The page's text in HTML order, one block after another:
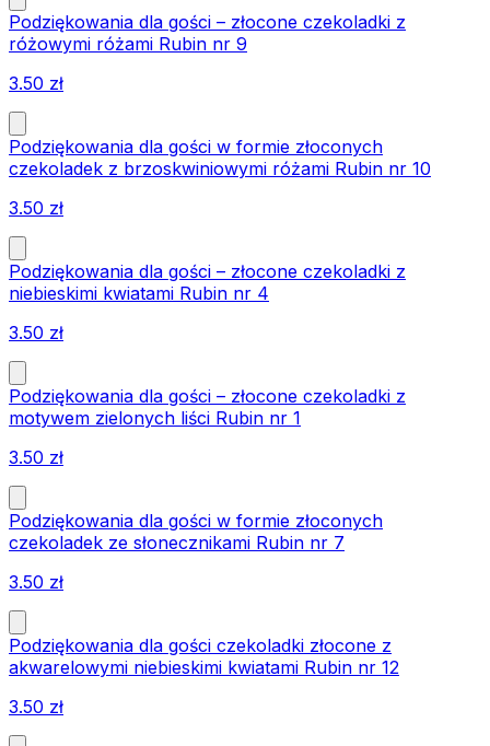
Podziękowania dla gości – złocone czekoladki z
różowymi różami Rubin nr 9
3.50 zł
Podziękowania dla gości w formie złoconych
czekoladek z brzoskwiniowymi różami Rubin nr 10
3.50 zł
Podziękowania dla gości – złocone czekoladki z
niebieskimi kwiatami Rubin nr 4
3.50 zł
Podziękowania dla gości – złocone czekoladki z
motywem zielonych liści Rubin nr 1
3.50 zł
Podziękowania dla gości w formie złoconych
czekoladek ze słonecznikami Rubin nr 7
3.50 zł
Podziękowania dla gości czekoladki złocone z
akwarelowymi niebieskimi kwiatami Rubin nr 12
3.50 zł